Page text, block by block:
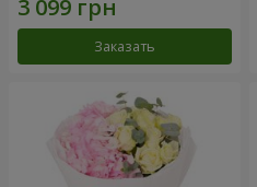
Заказать